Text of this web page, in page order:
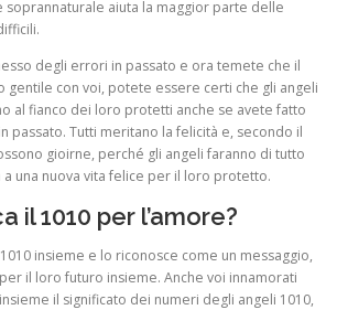
aiuta la maggior parte delle
degli errori in passato e ora temete che il
gentile con voi, potete essere certi che gli angeli
al fianco dei loro protetti anche se avete fatto
passato. Tutti meritano la felicità e, secondo il
gioirne, perché gli angeli faranno di tutto
una nuova vita felice per il loro protetto.
il 1010 per l’amore?
insieme e lo riconosce come un messaggio,
il loro futuro insieme. Anche voi innamorati
il significato dei numeri degli angeli 1010,